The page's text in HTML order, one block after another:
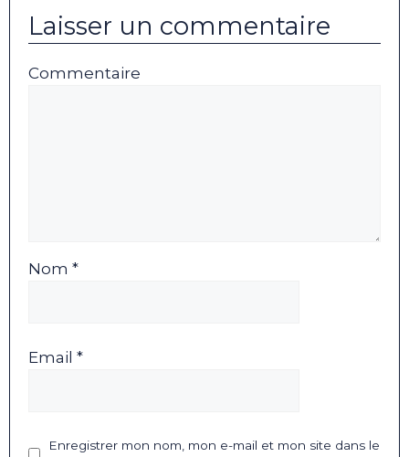
Laisser un commentaire
Commentaire
Nom *
Email *
Enregistrer mon nom, mon e-mail et mon site dans le